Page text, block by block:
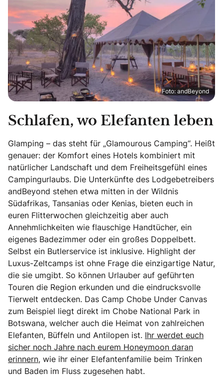
Foto: andBeyond
Schlafen, wo Elefanten leben
Glamping – das steht für „Glamourous Camping“. Heißt
genauer: der Komfort eines Hotels kombiniert mit
natürlicher Landschaft und dem Freiheitsgefühl eines
Campingurlaubs. Die Unterkünfte des Lodgebetreibers
andBeyond stehen etwa mitten in der Wildnis
Südafrikas, Tansanias oder Kenias, bieten euch in
euren Flitterwochen gleichzeitig aber auch
Annehmlichkeiten wie flauschige Handtücher, ein
eigenes Badezimmer oder ein großes Doppelbett.
Selbst ein Butlerservice ist inklusive. Highlight der
Luxus-Zeltcamps ist ohne Frage die einzigartige Natur,
die sie umgibt. So können Urlauber auf geführten
Touren die Region erkunden und die eindrucksvolle
Tierwelt entdecken. Das Camp Chobe Under Canvas
zum Beispiel liegt direkt im Chobe National Park in
Botswana, welcher auch die Heimat von zahlreichen
Elefanten, Büffeln und Antilopen ist. Ihr werdet euch
sicher noch Jahre nach eurem Honeymoon daran
erinnern, wie ihr einer Elefantenfamilie beim Trinken
und Baden im Fluss zugesehen habt.